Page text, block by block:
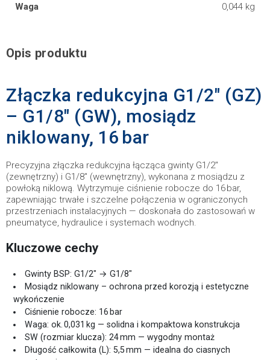
Waga 0,044 kg
Opis produktu
Złączka redukcyjna G1/2″ (GZ)
– G1/8″ (GW), mosiądz
niklowany, 16 bar
Precyzyjna złączka redukcyjna łącząca gwinty G1/2″
(zewnętrzny) i G1/8″ (wewnętrzny), wykonana z mosiądzu z
powłoką niklową. Wytrzymuje ciśnienie robocze do 16 bar,
zapewniając trwałe i szczelne połączenia w ograniczonych
przestrzeniach instalacyjnych — doskonała do zastosowań w
pneumatyce, hydraulice i systemach wodnych.
Kluczowe cechy
Gwinty BSP: G1/2″ → G1/8″
Mosiądz niklowany – ochrona przed korozją i estetyczne
wykończenie
Ciśnienie robocze: 16 bar
Waga: ok. 0,031 kg — solidna i kompaktowa konstrukcja
SW (rozmiar klucza): 24 mm — wygodny montaż
Długość całkowita (L): 5,5 mm — idealna do ciasnych